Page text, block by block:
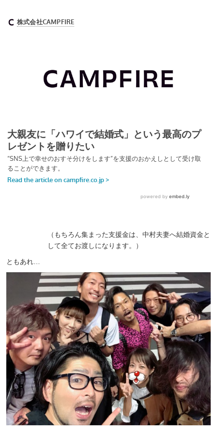
（もちろん集まった支援金は、中村夫妻へ結婚資金と
して全てお渡しになります。）
ともあれ…